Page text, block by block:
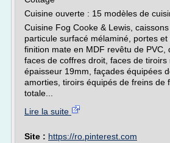
Cuisine ouverte : 15 modèles de
Cuisine Fog Cooke & Lewis,
particule surfacé mélaminé, portes
finition mate en MDF revêtu de PVC,
faces de coffres droit, faces de tiroirs
épaisseur 19mm, façades équipées
amorties, tiroirs équipés de freins de
totale...
Lire la suite
Site : https://ro.pinterest.com